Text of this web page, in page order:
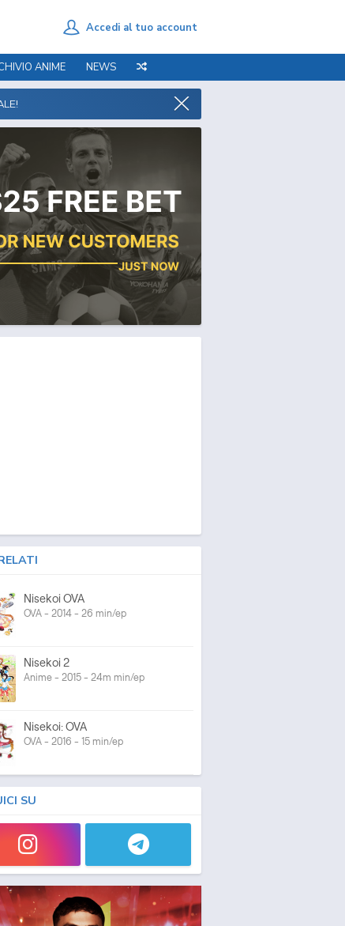
Accedi al tuo account
ANIME NEWS
Nisekoi OVA
OVA - 2014 - 26 min/ep
Nisekoi 2
Anime - 2015 - 24m min/ep
Nisekoi: OVA
OVA - 2016 - 15 min/ep
SU